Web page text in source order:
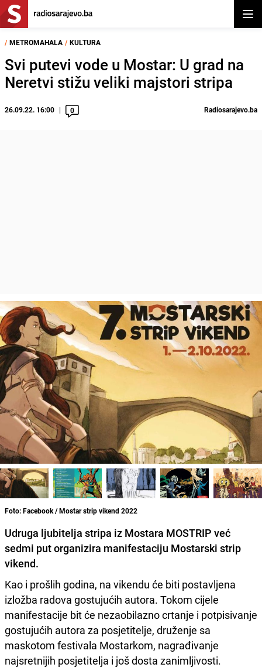
/ METROMAHALA / KULTURA
Svi putevi vode u Mostar: U grad na
Neretvi stižu veliki majstori stripa
26.09.22. 16:00 0 Radiosarajevo.ba
Foto: Facebook / Mostar strip vikend 2022
Udruga ljubitelja stripa iz Mostara MOSTRIP već
sedmi put organizira manifestaciju Mostarski strip
vikend.
Kao i prošlih godina, na vikendu će biti postavljena
izložba radova gostujućih autora. Tokom cijele
manifestacije bit će nezaobilazno crtanje i potpisivanje
gostujućih autora za posjetitelje, druženje sa
maskotom festivala Mostarkom, nagrađivanje
najsretnijih posjetitelja i još dosta zanimljivosti.